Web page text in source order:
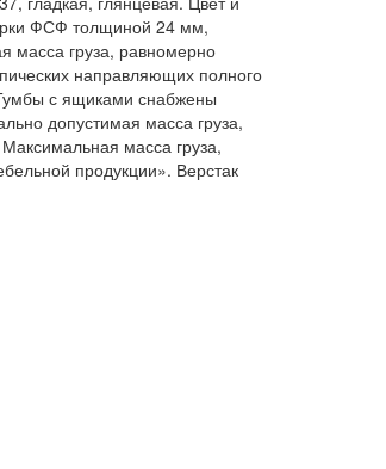
ФСФ толщиной 24 мм,
масса груза, равномерно
направляющих полного
с ящиками снабжены
допустимая масса груза,
масса груза,
продукции». Верстак